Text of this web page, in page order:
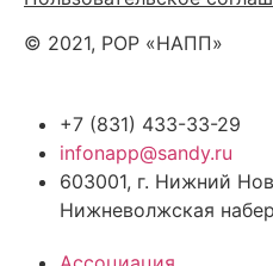
© 2021, РОР «НАПП»
+7 (831) 433-33-29
infonapp@sandy.ru
603001, г. Нижний
Нижневолжская